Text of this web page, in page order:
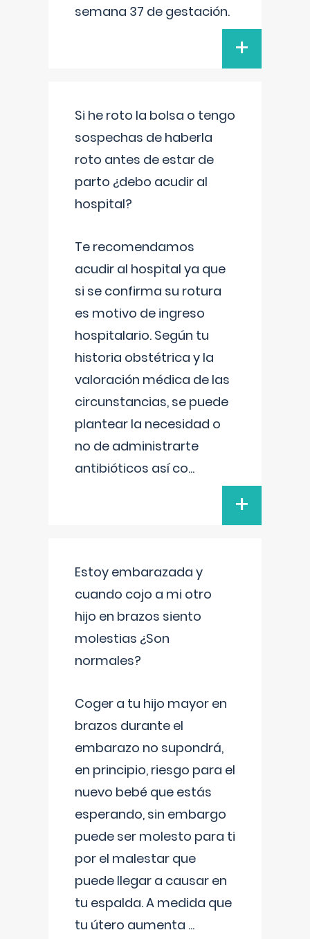
semana 37 de gestación.
+
Si he roto la bolsa o tengo
sospechas de haberla
roto antes de estar de
parto ¿debo acudir al
hospital?
Te recomendamos
acudir al hospital ya que
si se confirma su rotura
es motivo de ingreso
hospitalario. Según tu
historia obstétrica y la
valoración médica de las
circunstancias, se puede
plantear la necesidad o
no de administrarte
antibióticos así co...
+
Estoy embarazada y
cuando cojo a mi otro
hijo en brazos siento
molestias ¿Son
normales?
Coger a tu hijo mayor en
brazos durante el
embarazo no supondrá,
en principio, riesgo para el
nuevo bebé que estás
esperando, sin embargo
puede ser molesto para ti
por el malestar que
puede llegar a causar en
tu espalda. A medida que
tu útero aumenta ...